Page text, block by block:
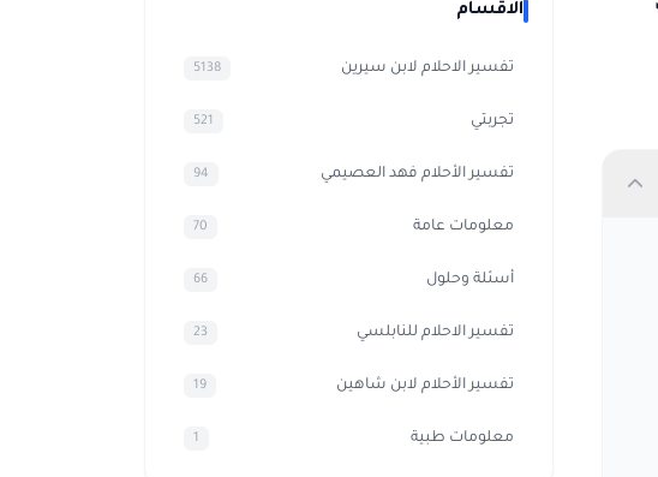
الاقسام
تفسير الاحلام لابن سيرين 5138
تجربتي 521
تفسير الأحلام فهد العصيمي 94
معلومات عامة 70
أسئلة وحلول 66
تفسير الاحلام للنابلسي 23
تفسير الأحلام لابن شاهين 19
معلومات طبية 1